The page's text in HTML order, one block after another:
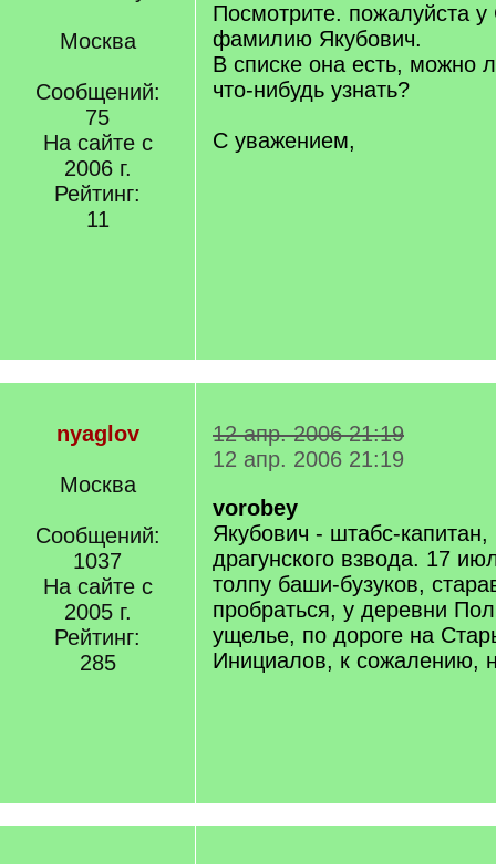
Москва
Сообщений:
75
На сайте с
2006 г.
Рейтинг:
11
Посмотрите. пожалуйста у
фамилию Якубович.
В списке она есть, можно
что-нибудь узнать?
С уважением,
nyaglov
Москва
Сообщений:
1037
На сайте с
2005 г.
Рейтинг:
285
12 апр. 2006 21:19
12 апр. 2006 21:19
vorobey
Якубович - штабс-
драгунского взвода. 17
толпу баши-бузуков,
пробраться, у деревни
ущелье, по дороге на
Инициалов, к сожалению,